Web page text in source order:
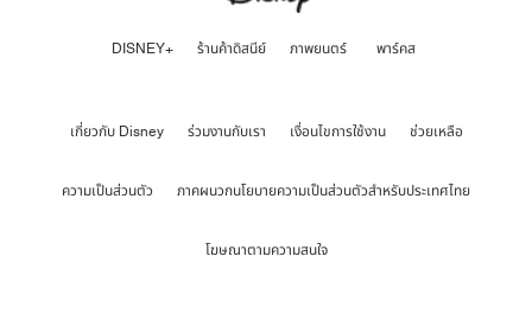
DISNEY+ ร้านค้าดิสนีย์ ภาพยนตร์ พาร์คส
เกี่ยวกับ Disney ร่วมงานกับเรา เงื่อนไขการใช้งาน ช่วยเหลือ
ความเป็นส่วนตัว ภาคผนวกนโยบายความเป็นส่วนตัวสำหรับประเทศไทย
โฆษณาตามความสนใจ